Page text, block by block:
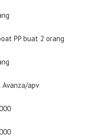
PP buat 2 orang
apv